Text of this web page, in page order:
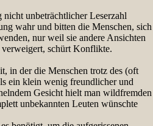
unbeträchtlicher Leserzahl
wahr und bitten die Menschen, sich
nur weil sie andere Ansichten
schürt Konflikte.
in der die Menschen trotz des (oft
ein klein wenig freundlicher und
Gesicht hielt man wildfremden
unbekannten Leuten wünschte